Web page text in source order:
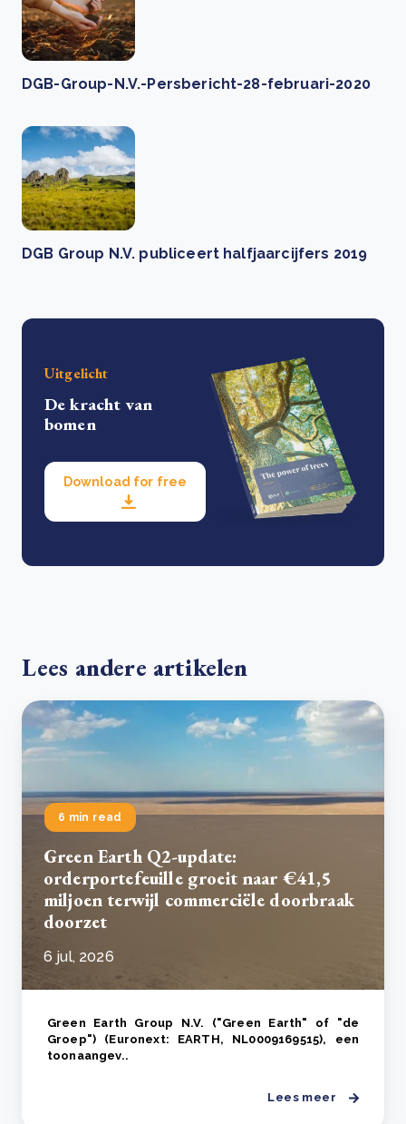
DGB-Group-N.V.-Persbericht-28-februari-2020
DGB Group N.V. publiceert halfjaarcijfers 2019
Uitgelicht
De kracht van
bomen
Download for free
Lees andere artikelen
6 min read
Green Earth Q2-update:
orderportefeuille groeit naar €41,5
miljoen terwijl commerciële doorbraak
doorzet
6 jul, 2026
Green Earth Group N.V. ("Green Earth" of "de
Groep") (Euronext: EARTH, NL0009169515), een
toonaangev..
Lees meer